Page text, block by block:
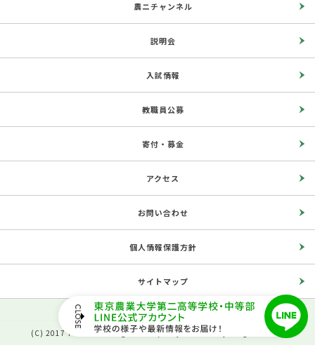
農ニチャンネル
説明会
入試情報
教職員公募
寄付・募金
アクセス
お問い合わせ
個人情報保護方針
サイトマップ
(C) 2017 The Second High School, Tokyo University of Agriculture.